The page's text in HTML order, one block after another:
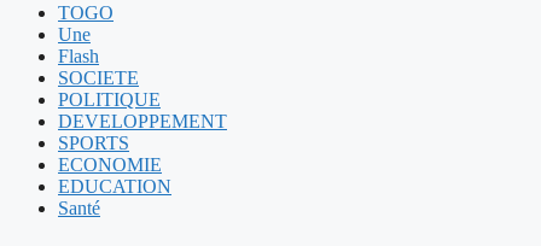
TOGO
Une
Flash
SOCIETE
POLITIQUE
DEVELOPPEMENT
SPORTS
ECONOMIE
EDUCATION
Santé